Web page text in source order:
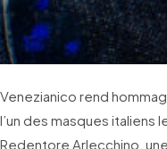
Venezianico rend
l’un des masques italiens
Redentore Arlecchino,